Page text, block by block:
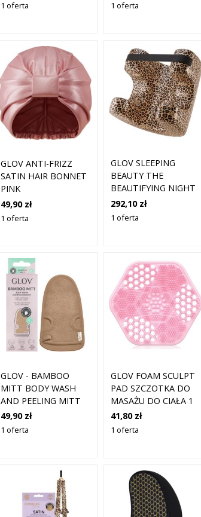
1 oferta 1 oferta
GLOV ANTI-FRIZZ
SATIN HAIR BONNET
PINK
49,90 zł
1 oferta
GLOV SLEEPING
BEAUTY THE
BEAUTIFYING NIGHT
PILLOW PODUSZKA 1
SZT.
292,10 zł
1 oferta
GLOV - BAMBOO
MITT BODY WASH
AND PEELING MITT
BEIGE, 1 SZT -
RĘKAWICA DO MYCIA
49,90 zł
1 oferta
GLOV FOAM SCULPT
PAD SZCZOTKA DO
MASAŻU DO CIAŁA 1
SZT.
41,80 zł
1 oferta